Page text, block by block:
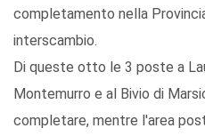
completamento nella
interscambio.
Di queste otto le 3 poste a
Montemurro e al Bivio di
completare, mentre l'area